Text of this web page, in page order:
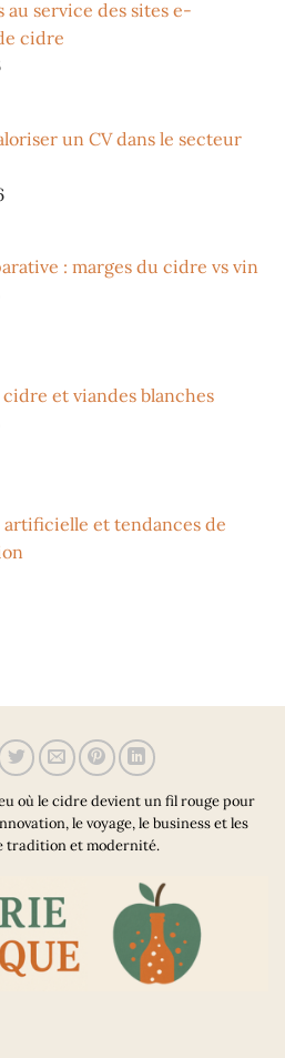
au service des sites e-
cidre
un CV dans le secteur
: marges du cidre vs vin
cidre et viandes blanches
et tendances de
où le cidre devient un fil rouge pour
le voyage, le business et les
tradition et modernité.